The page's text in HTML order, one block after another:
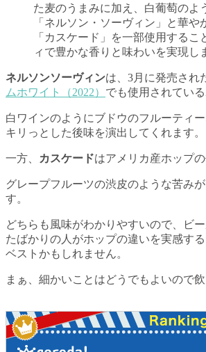
た麦のうまみに加え、白葡萄のよ
「ネルソン・ソーヴィン」と華や
「カスケード」を一部使用するこ
ィで豊かな香りと味わいを実現し
ネルソンソーヴィンは、3月に発売され
ムホワイト（2022） でも使用されている
白ワインのようにブドウのフルーティ
キリっとした後味を演出してくれます。
一方、 カスケードはアメリカ産ホップの
グレープフルーツの渋皮のような苦み
す。
どちらも風味がわかりやすいので、ビ
たばかりの人がホップの違いを実感す
ベストかもしれません。
まぁ、細かいことはどうでもよいので飲